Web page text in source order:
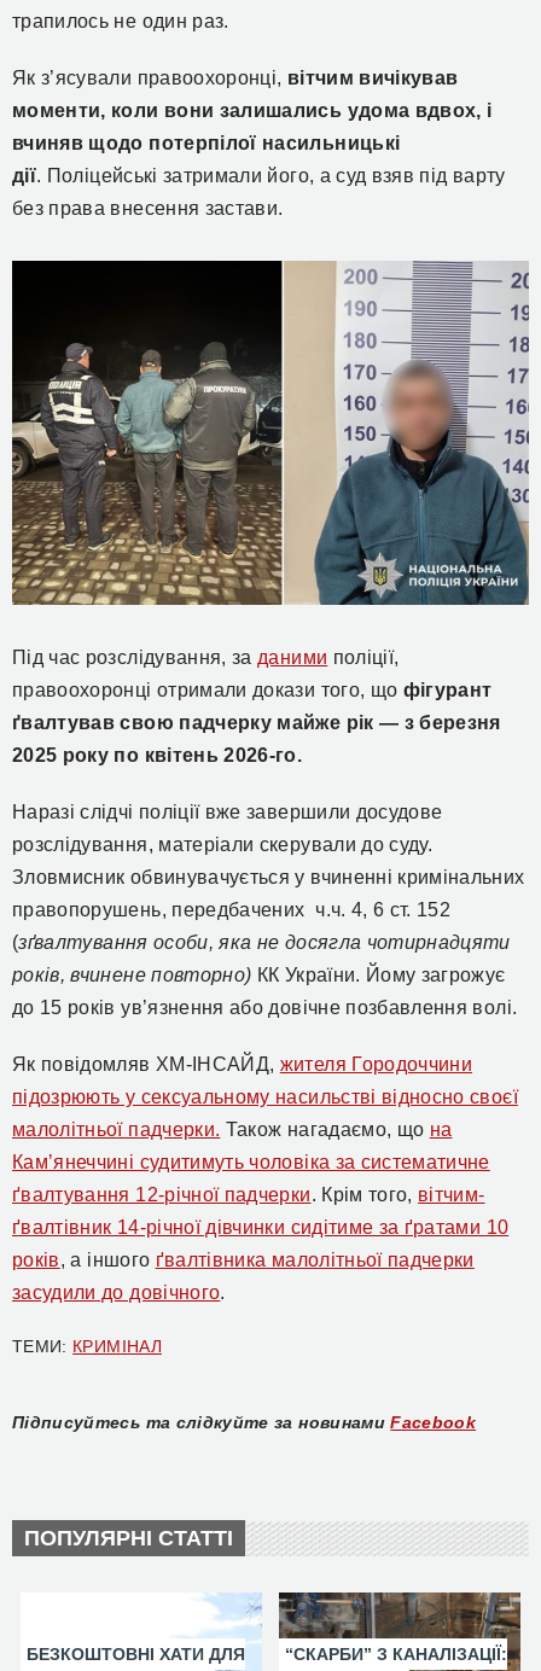
трапилось не один раз.
Як з’ясували правоохоронці, вітчим вичікував
моменти, коли вони залишались удома вдвох, і
вчиняв щодо потерпілої насильницькі
дії. Поліцейські затримали його, а суд взяв під варту
без права внесення застави.
Під час розслідування, за даними поліції,
правоохоронці отримали докази того, що фігурант
ґвалтував свою падчерку майже рік — з березня
2025 року по квітень 2026-го.
Наразі слідчі поліції вже завершили досудове
розслідування, матеріали скерували до суду.
Зловмисник обвинувачується у вчиненні кримінальних
правопорушень, передбачених ч.ч. 4, 6 ст. 152
(зґвалтування особи, яка не досягла чотирнадцяти
років, вчинене повторно) КК України. Йому загрожує
до 15 років ув’язнення або довічне позбавлення волі.
Як повідомляв ХМ-ІНСАЙД, жителя Городоччини
підозрюють у сексуальному насильстві відносно своєї
малолітньої падчерки. Також нагадаємо, що на
Камʼянеччині судитимуть чоловіка за систематичне
ґвалтування 12-річної падчерки. Крім того, вітчим-
ґвалтівник 14-річної дівчинки сидітиме за ґратами 10
років, а іншого ґвалтівника малолітньої падчерки
засудили до довічного.
ТЕМИ: КРИМІНАЛ
Підписуйтесь та слідкуйте за новинами Facebook
ПОПУЛЯРНІ СТАТТІ
БЕЗКОШТОВНІ ХАТИ ДЛЯ “СКАРБИ” З КАНАЛІЗАЦІЇ: